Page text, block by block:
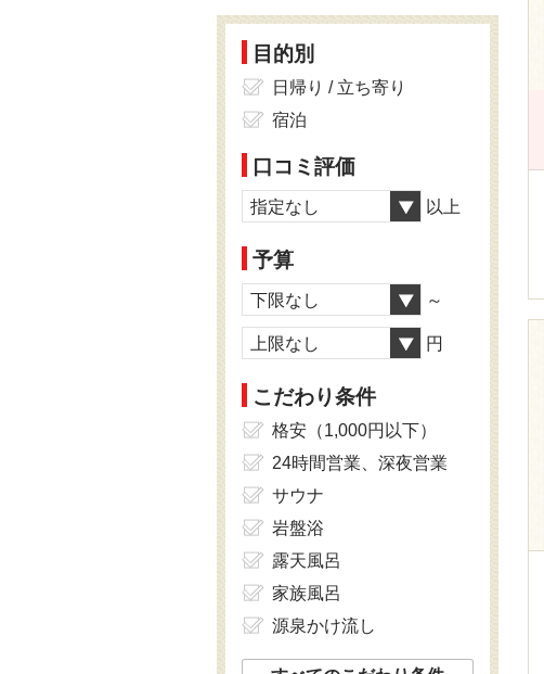
目的別
日帰り / 立ち寄り
宿泊
口コミ評価
指定なし 以上
予算
下限なし ～
上限なし 円
こだわり条件
格安（1,000円以下）
24時間営業、深夜営業
サウナ
岩盤浴
露天風呂
家族風呂
源泉かけ流し